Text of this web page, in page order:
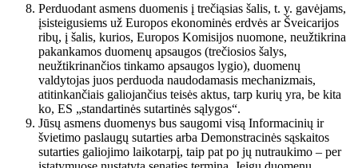
Perduodant asmens duomenis į trečiąsias šalis, t. y. gavėjams,
įsisteigusiems už Europos ekonominės erdvės ar Šveicarijos
ribų, į šalis, kurios, Europos Komisijos nuomone, neužtikrina
pakankamos duomenų apsaugos (trečiosios šalys,
neužtikrinančios tinkamo apsaugos lygio), duomenų
valdytojas juos perduoda naudodamasis mechanizmais,
atitinkančiais galiojančius teisės aktus, tarp kurių yra, be kita
ko, ES „standartinės sutartinės sąlygos“.
Jūsų asmens duomenys bus saugomi visą Informacinių ir
švietimo paslaugų sutarties arba Demonstracinės sąskaitos
sutarties galiojimo laikotarpį, taip pat po jų nutraukimo – per